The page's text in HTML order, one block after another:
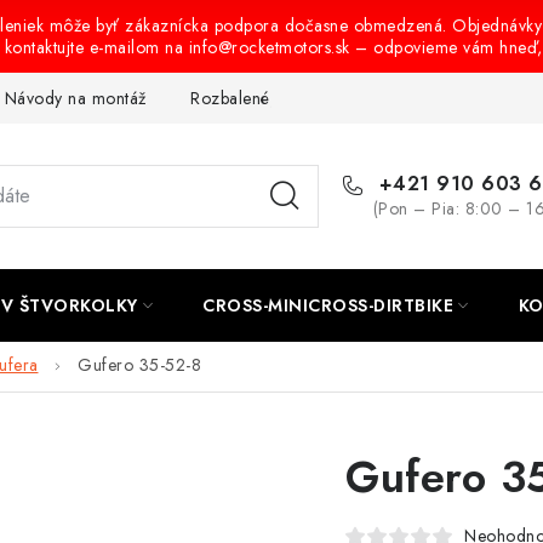
môže byť zákaznícka podpora dočasne obmedzená.
e-mailom na info@rocketmotors.sk – odpovieme vám
Návody na montáž Rozbalené, zánovné a použité produkty
+421 910 603
(Pon – Pia: 8:00 –
ŠTVORKOLKY CROSS-MINICROSS-DIRTBIKE
Gufero 35-52-8
Gufero